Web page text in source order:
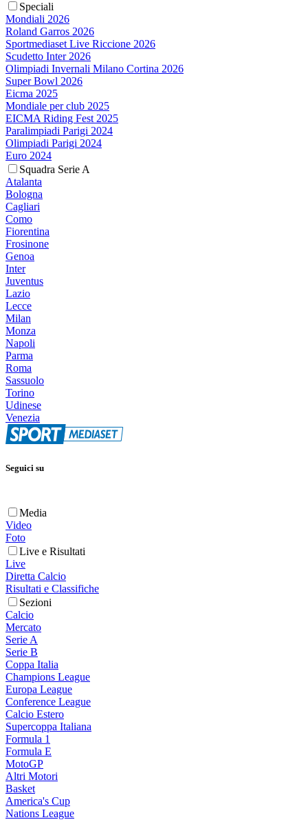
Speciali
Mondiali 2026
Roland Garros 2026
Sportmediaset Live Riccione 2026
Scudetto Inter 2026
Olimpiadi Invernali Milano Cortina 2026
Super Bowl 2026
Eicma 2025
Mondiale per club 2025
EICMA Riding Fest 2025
Paralimpiadi Parigi 2024
Olimpiadi Parigi 2024
Euro 2024
Squadra Serie A
Atalanta
Bologna
Cagliari
Como
Fiorentina
Frosinone
Genoa
Inter
Juventus
Lazio
Lecce
Milan
Monza
Napoli
Parma
Roma
Sassuolo
Torino
Udinese
Venezia
Seguici su
Media
Video
Foto
Live e Risultati
Live
Diretta Calcio
Risultati e Classifiche
Sezioni
Calcio
Mercato
Serie A
Serie B
Coppa Italia
Champions League
Europa League
Conference League
Calcio Estero
Supercoppa Italiana
Formula 1
Formula E
MotoGP
Altri Motori
Basket
America's Cup
Nations League